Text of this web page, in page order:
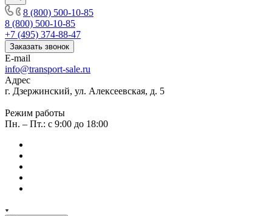
8 (800) 500-10-85
8 (800) 500-10-85
+7 (495) 374-88-47
Заказать звонок
E-mail
info@transport-sale.ru
Адрес
г. Дзержинский, ул. Алексеевская, д. 5
Режим работы
Пн. – Пт.: с 9:00 до 18:00